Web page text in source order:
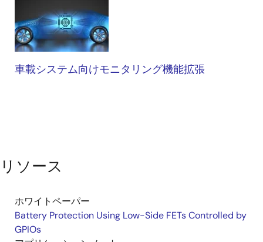
車載システム向けモニタリング機能拡張
リソース
ホワイトペーパー
Battery Protection Using Low-Side FETs Controlled by
GPIOs